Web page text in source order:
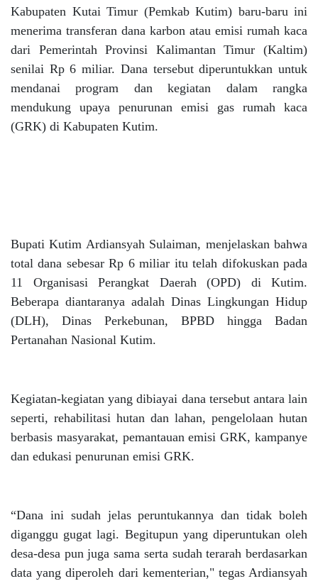
Kabupaten Kutai Timur (Pemkab Kutim) baru-baru ini
menerima transferan dana karbon atau emisi rumah kaca
dari Pemerintah Provinsi Kalimantan Timur (Kaltim)
senilai Rp 6 miliar. Dana tersebut diperuntukkan untuk
mendanai program dan kegiatan dalam rangka
mendukung upaya penurunan emisi gas rumah kaca
(GRK) di Kabupaten Kutim.
Bupati Kutim Ardiansyah Sulaiman, menjelaskan bahwa
total dana sebesar Rp 6 miliar itu telah difokuskan pada
11 Organisasi Perangkat Daerah (OPD) di Kutim.
Beberapa diantaranya adalah Dinas Lingkungan Hidup
(DLH), Dinas Perkebunan, BPBD hingga Badan
Pertanahan Nasional Kutim.
Kegiatan-kegiatan yang dibiayai dana tersebut antara lain
seperti, rehabilitasi hutan dan lahan, pengelolaan hutan
berbasis masyarakat, pemantauan emisi GRK, kampanye
dan edukasi penurunan emisi GRK.
“Dana ini sudah jelas peruntukannya dan tidak boleh
diganggu gugat lagi. Begitupun yang diperuntukan oleh
desa-desa pun juga sama serta sudah terarah berdasarkan
data yang diperoleh dari kementerian," tegas Ardiansyah